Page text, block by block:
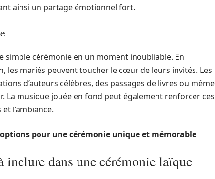
ainsi un partage émotionnel fort.
cérémonie en un moment inoubliable. En
les mariés peuvent toucher le cœur de leurs invités. Les
d’auteurs célèbres, des passages de livres ou même
La musique jouée en fond peut également renforcer ces
l’ambiance.
pour une cérémonie unique et mémorable
inclure dans une cérémonie laïque